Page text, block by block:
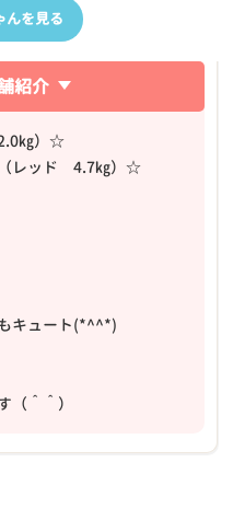
んを見る
紹介
㎏）☆
レッド 4.7㎏）☆
キュート(*^^*)
＾＾）